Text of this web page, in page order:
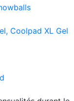
Coolpad XL Gel